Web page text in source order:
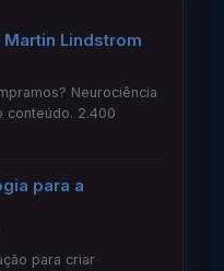
Lindstrom
Neurociência
conteúdo. 2.400
para a
para criar